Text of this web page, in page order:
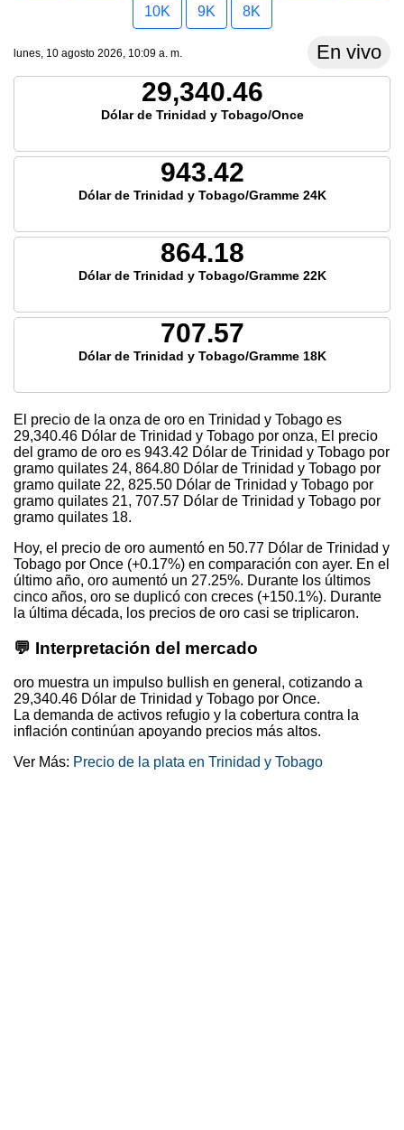
10K 9K 8K
lunes, 10 agosto 2026, 10:09 a. m. En vivo
29,340.46
Dólar de Trinidad y Tobago/Once
943.42
Dólar de Trinidad y Tobago/Gramme 24K
864.18
Dólar de Trinidad y Tobago/Gramme 22K
707.57
Dólar de Trinidad y Tobago/Gramme 18K
El precio de la onza de oro en Trinidad y Tobago es
29,340.46 Dólar de Trinidad y Tobago por onza, El precio
del gramo de oro es 943.42 Dólar de Trinidad y Tobago por
gramo quilates 24, 864.80 Dólar de Trinidad y Tobago por
gramo quilate 22, 825.50 Dólar de Trinidad y Tobago por
gramo quilates 21, 707.57 Dólar de Trinidad y Tobago por
gramo quilates 18.
Hoy, el precio de oro aumentó en 50.77 Dólar de Trinidad y
Tobago por Once (+0.17%) en comparación con ayer. En el
último año, oro aumentó un 27.25%. Durante los últimos
cinco años, oro se duplicó con creces (+150.1%). Durante
la última década, los precios de oro casi se triplicaron.
💬 Interpretación del mercado
oro muestra un impulso bullish en general, cotizando a
29,340.46 Dólar de Trinidad y Tobago por Once.
La demanda de activos refugio y la cobertura contra la
inflación continúan apoyando precios más altos.
Ver Más: Precio de la plata en Trinidad y Tobago